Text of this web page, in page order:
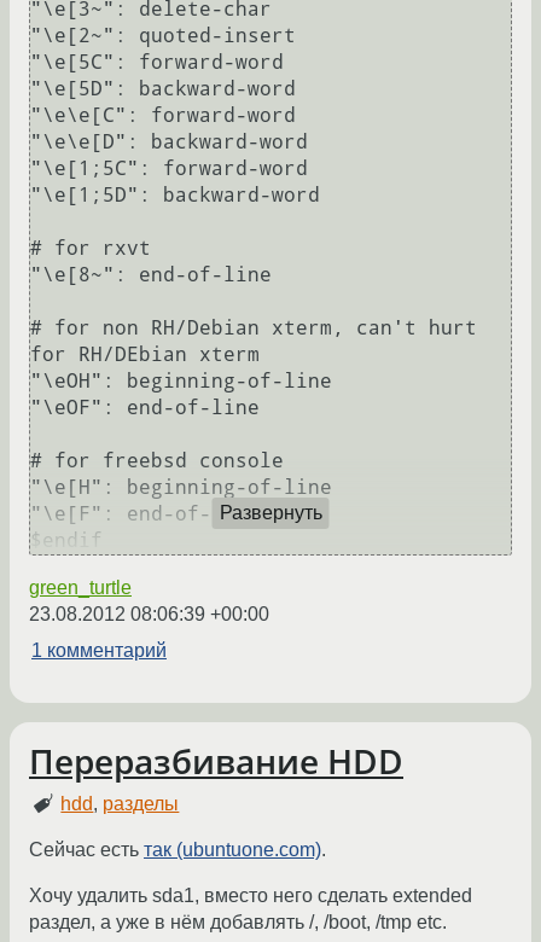
"\e[3~": delete-char
"\e[2~": quoted-insert
"\e[5C": forward-word
"\e[5D": backward-word
"\e\e[C": forward-word
"\e\e[D": backward-word
"\e[1;5C": forward-word
"\e[1;5D": backward-word
# for rxvt
"\e[8~": end-of-line
# for non RH/Debian xterm, can't hurt
for RH/DEbian xterm
"\eOH": beginning-of-line
"\eOF": end-of-line
# for freebsd console
"\e[H": beginning-of-line
"\e[F": end-of-line Развернуть
green_turtle
23.08.2012 08:06:39 +00:00
1 комментарий
Переразбивание HDD
hdd, разделы
Сейчас есть так (ubuntuone.com).
Хочу удалить sda1, вместо него сделать extended
раздел, а уже в нём добавлять /, /boot, /tmp etc.